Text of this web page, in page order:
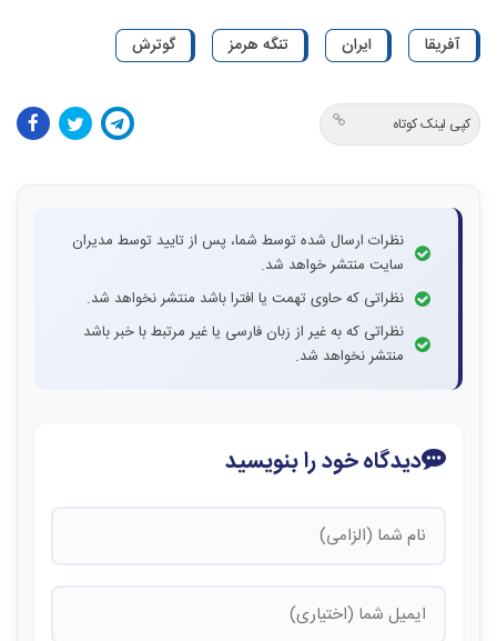
آفریقا ایران تنگه هرمز گوترش
کپی لینک کوتاه
نظرات ارسال شده توسط شما، پس از تایید توسط مدیران
سایت منتشر خواهد شد.
نظراتی که حاوی تهمت یا افترا باشد منتشر نخواهد شد.
نظراتی که به غیر از زبان فارسی یا غیر مرتبط با خبر باشد
منتشر نخواهد شد.
دیدگاه خود را بنویسید